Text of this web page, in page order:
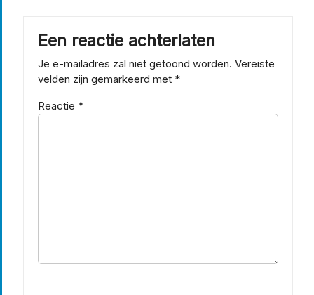
Een reactie achterlaten
Je e-mailadres zal niet getoond worden. Vereiste
velden zijn gemarkeerd met *
Reactie *